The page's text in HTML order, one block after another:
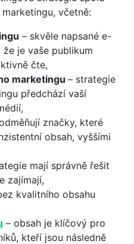
včetně:
– skvěle napsané e-
je vaše publikum
čte,
marketingu – strategie
předchází vaší
značky, které
obsah, vyššími
mají správně řešit
zajímají,
kvalitního obsahu
– obsah je klíčový pro
kteří jsou následně